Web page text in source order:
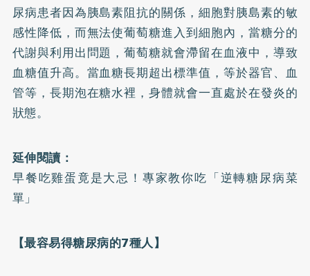
尿病患者因為胰島素阻抗的關係，細胞對胰島素的敏
感性降低，而無法使葡萄糖進入到細胞內，當糖分的
代謝與利用出問題，葡萄糖就會滯留在血液中，導致
血糖值升高。當血糖長期超出標準值，等於器官、血
管等，長期泡在糖水裡，身體就會一直處於在發炎的
狀態。
延伸閱讀：
早餐吃雞蛋竟是大忌！專家教你吃「逆轉糖尿病菜
單」
【最容易得糖尿病的7種人】